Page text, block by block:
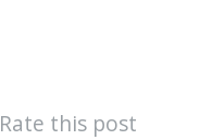
Rate this post